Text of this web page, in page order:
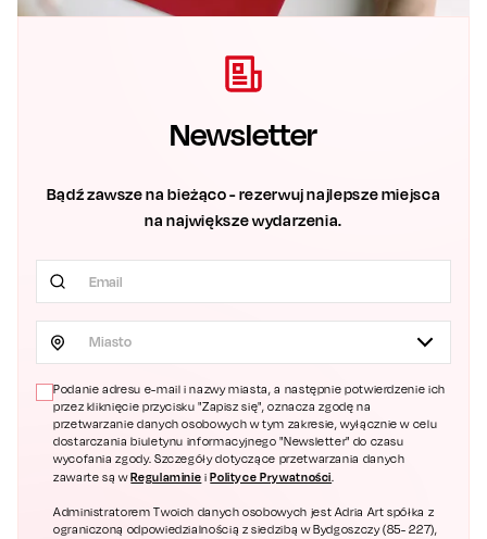
Newsletter
Bądź zawsze na bieżąco - rezerwuj najlepsze miejsca
na największe wydarzenia.
Miasto
Podanie adresu e-mail i nazwy miasta, a następnie potwierdzenie ich
przez kliknięcie przycisku "Zapisz się", oznacza zgodę na
przetwarzanie danych osobowych w tym zakresie, wyłącznie w celu
dostarczania biuletynu informacyjnego "Newsletter" do czasu
wycofania zgody. Szczegóły dotyczące przetwarzania danych
zawarte są wRegulaminie i Polityce Prywatności.
Administratorem Twoich danych osobowych jest Adria Art spółka z
ograniczoną odpowiedzialnością z siedzibą w Bydgoszczy (85- 227),